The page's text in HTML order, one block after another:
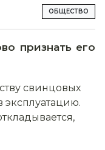
ОБЩЕСТВО
признать его
свинцовых
эксплуатацию.